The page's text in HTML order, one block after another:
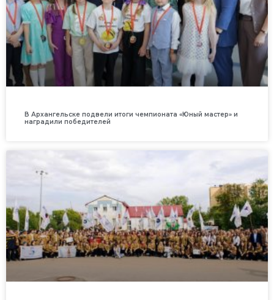
В Архангельске подвели итоги чемпионата «Юный мастер» и
наградили победителей